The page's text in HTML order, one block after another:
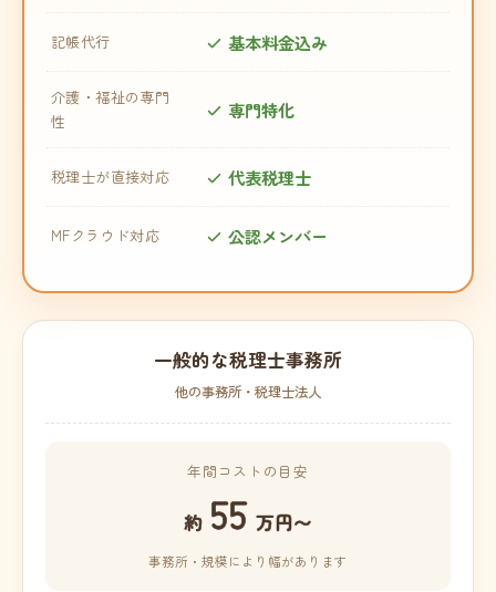
記帳代行 基本料金込み
介護・福祉の専門
性
専門特化
税理士が直接対応 代表税理士
MFクラウド対応 公認メンバー
一般的な税理士事務所
他の事務所・税理士法人
年間コストの目安
約 55 万円〜
事務所・規模により幅があります